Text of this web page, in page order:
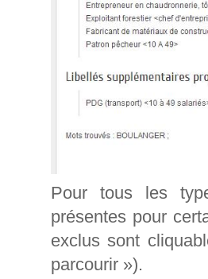
Pour tous les
présentes pour
exclus sont
parcourir »).